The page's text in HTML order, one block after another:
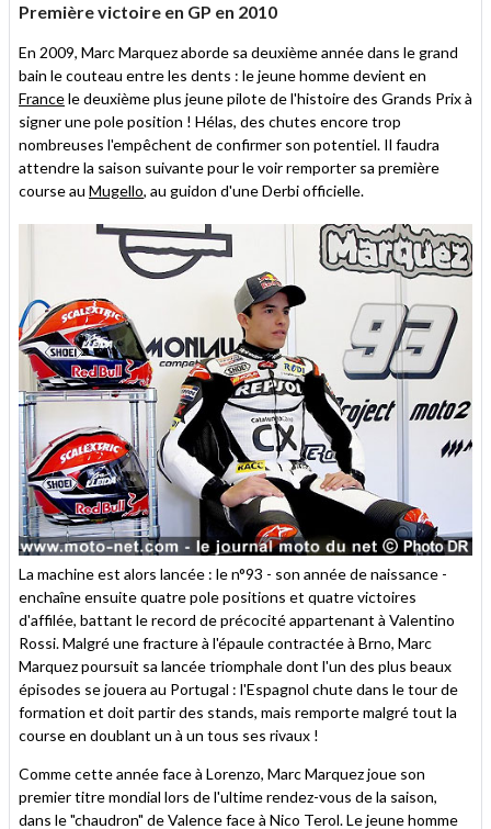
Première victoire en GP en 2010
En 2009, Marc Marquez aborde sa deuxième année dans le grand
bain le couteau entre les dents : le jeune homme devient en
Francele deuxième plus jeune pilote de l'histoire des Grands Prix à
signer une pole position ! Hélas, des chutes encore trop
nombreuses l'empêchent de confirmer son potentiel. Il faudra
attendre la saison suivante pour le voir remporter sa première
course au Mugello, au guidon d'une Derbi officielle.
La machine est alors lancée : le n°93 - son année de naissance -
enchaîne ensuite quatre pole positions et quatre victoires
d'affilée, battant le record de précocité appartenant à Valentino
Rossi. Malgré une fracture à l'épaule contractée à Brno, Marc
Marquez poursuit sa lancée triomphale dont l'un des plus beaux
épisodes se jouera au Portugal : l'Espagnol chute dans le tour de
formation et doit partir des stands, mais remporte malgré tout la
course en doublant un à un tous ses rivaux !
Comme cette année face à Lorenzo, Marc Marquez joue son
premier titre mondial lors de l'ultime rendez-vous de la saison,
dans le "chaudron" de Valence face à Nico Terol. Le jeune homme